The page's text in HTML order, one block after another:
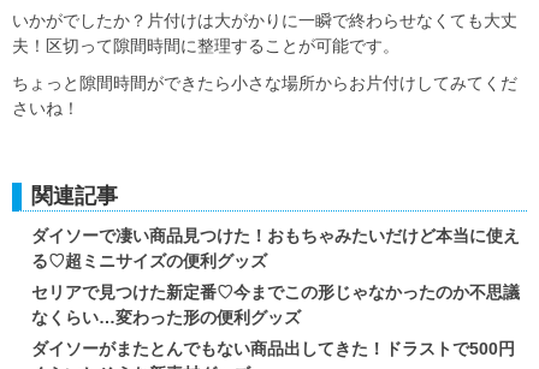
いかがでしたか？片付けは大がかりに一瞬で終わらせなくても大丈
夫！区切って隙間時間に整理することが可能です。
ちょっと隙間時間ができたら小さな場所からお片付けしてみてくだ
さいね！
関連記事
ダイソーで凄い商品見つけた！おもちゃみたいだけど本当に使え
る♡超ミニサイズの便利グッズ
セリアで見つけた新定番♡今までこの形じゃなかったのか不思議
なくらい…変わった形の便利グッズ
ダイソーがまたとんでもない商品出してきた！ドラストで500円